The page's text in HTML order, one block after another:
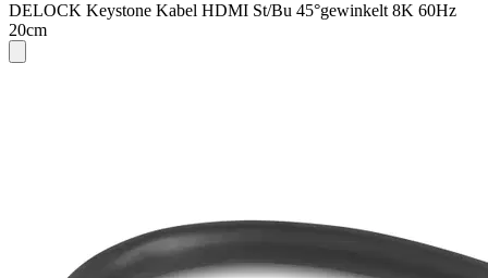
DELOCK Keystone Kabel HDMI St/Bu 45°gewinkelt 8K 60Hz
20cm